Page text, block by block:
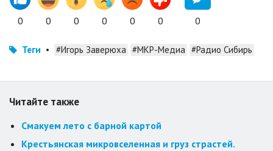
0 0 0 0 0 0 0
Теги • #Игорь Заверюха #МКР-Медиа #Радио Сибирь
Читайте также
Смакуем лето с барной картой
Крестьянская микровселенная и груз страстей.